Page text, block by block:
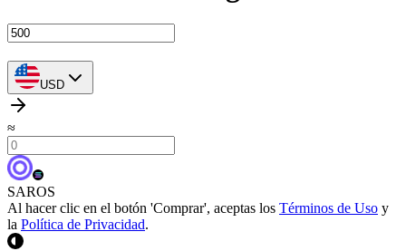
USD
≈
SAROS
Al hacer clic en el botón 'Comprar', aceptas los Términos de Uso y
la Política de Privacidad.